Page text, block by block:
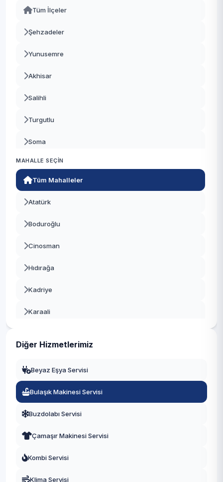
Tüm İlçeler
Şehzadeler
Yunusemre
Akhisar
Salihli
Turgutlu
Soma
Alaşehir
Saruhanlı
Kırkağaç
Gördes
Sarıgöl
Köprübaşı
MAHALLE SEÇIN
Tüm Mahalleler
Atatürk
Boduroğlu
Cinosman
Hıdırağa
Kadriye
Karaali
Diğer Hizmetlerimiz
Beyaz Eşya Servisi
Bulaşık Makinesi Servisi
Buzdolabı Servisi
Çamaşır Makinesi Servisi
Kombi Servisi
Klima Servisi